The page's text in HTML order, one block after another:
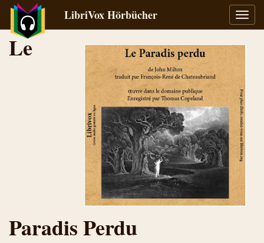
LibriVox Hörbücher
Le
Paradis Perdu